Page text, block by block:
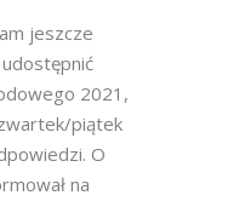
jeszcze
2021,
piątek
O
na